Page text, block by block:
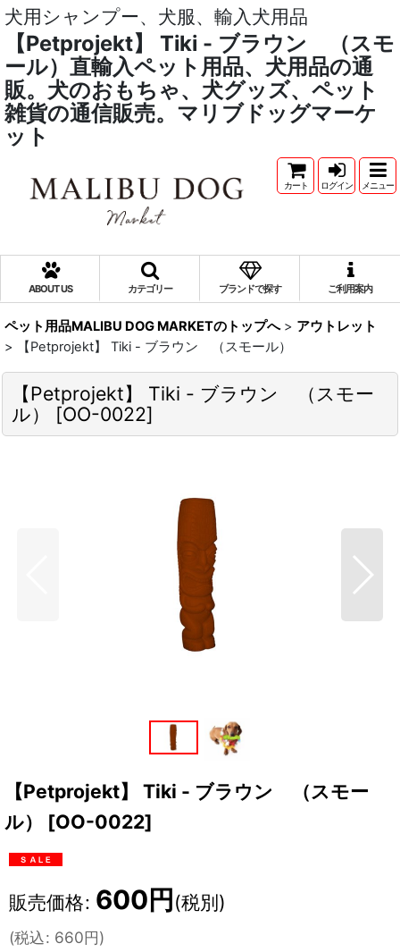
犬用シャンプー、犬服、輸入犬用品
【Petprojekt】 Tiki - ブラウン （スモ
ール）直輸入ペット用品、犬用品の通
販。犬のおもちゃ、犬グッズ、ペット
雑貨の通信販売。マリブドッグマーケ
ット
カート ログイン メニュー
ABOUT US カテゴリー ブランドで探す ご利用案内
ペット用品MALIBU DOG MARKETのトップへ > アウトレット
>
【Petprojekt】 Tiki - ブラウン （スモール）
【Petprojekt】 Tiki - ブラウン （スモー
ル）
[OO-0022]
【Petprojekt】 Tiki - ブラウン （スモー
ル）
[OO-0022]
販売価格: 600円(税別)
(税込: 660円)